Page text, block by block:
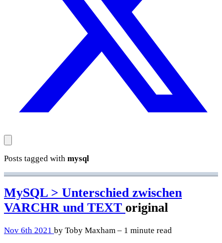
Posts tagged with mysql
MySQL > Unterschied zwischen
VARCHR und TEXT original
Nov 6th 2021 by Toby Maxham – 1 minute read